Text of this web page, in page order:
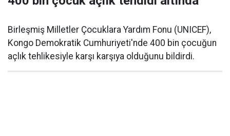
Birleşmiş Milletler Çocuklara Yardım Fonu (UNICEF),
Kongo Demokratik Cumhuriyeti'nde 400 bin çocuğun
açlık tehlikesiyle karşı karşıya olduğunu bildirdi.